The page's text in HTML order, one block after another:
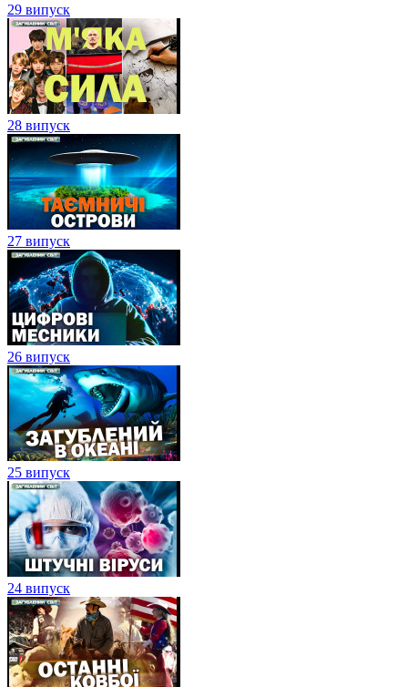
29 випуск
28 випуск
27 випуск
26 випуск
25 випуск
24 випуск